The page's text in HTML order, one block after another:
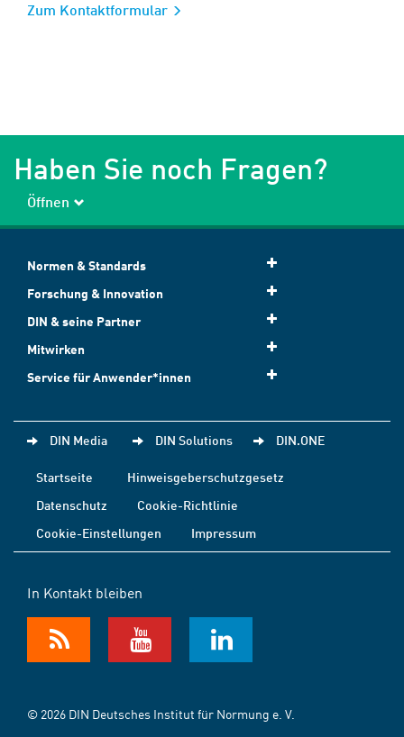
Zum Kontaktformular
Haben Sie noch Fragen?
Öffnen
Normen & Standards
Forschung & Innovation
DIN & seine Partner
Mitwirken
Service für Anwender*innen
DIN Media DIN Solutions DIN.ONE
Startseite
Hinweisgeberschutzgesetz
Datenschutz
Cookie-Richtlinie
Cookie-Einstellungen
Impressum
In Kontakt bleiben
© 2026 DIN Deutsches Institut für Normung e. V.